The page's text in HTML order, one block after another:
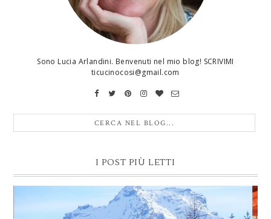
Sono Lucia Arlandini. Benvenuti nel mio blog! SCRIVIMI
ticucinocosi@gmail.com
I POST PIÙ LETTI